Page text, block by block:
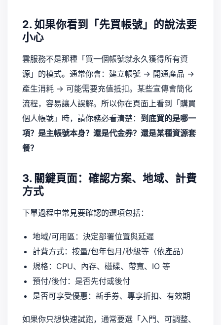
2. 如果你看到「先買帳號」的說法要
小心
雲服務不是那種「買一個帳號就永久獲得所有資
源」的模式。通常你會：建立帳號 → 開通產品 →
產生消耗 → 可能需要充值抵扣。某些宣傳會簡化
流程，容易讓人誤解。所以你在頁面上看到「購買
個人帳號」時，請你務必看清楚： 到底買的是哪一
項？是主帳號本身？還是代金券？還是某種資源套
餐？
3. 關鍵頁面：確認方案、地域、計費
方式
下單過程中常見要確認的選項包括：
地域/可用區：決定部署位置與延遲
計費方式：按量/包年包月/秒級等（依產品）
規格：CPU、內存、磁碟、帶寬、IO 等
預付/後付：是否先付或後付
是否可享受優惠：新手券、專享折扣、有效期
如果你只想快速試跑，通常要選「入門、可調整、